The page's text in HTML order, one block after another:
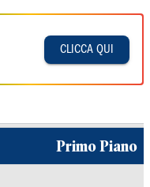
CLICCA QUI
Primo Piano